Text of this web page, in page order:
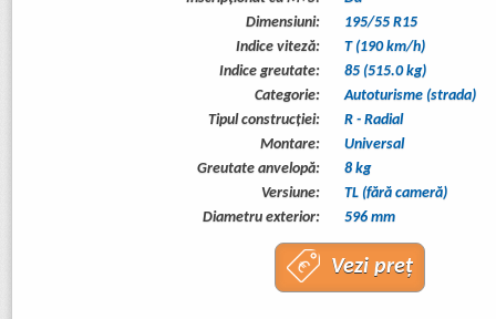
Dimensiuni:
195/55 R15
Indice viteză:
T (190 km/h)
Indice greutate:
85 (515.0 kg)
Categorie:
Autoturisme (strada)
Tipul construcţiei:
R - Radial
Montare:
Universal
Greutate anvelopă:
8 kg
Versiune:
TL (fără cameră)
Diametru exterior:
596 mm
Vezi preț